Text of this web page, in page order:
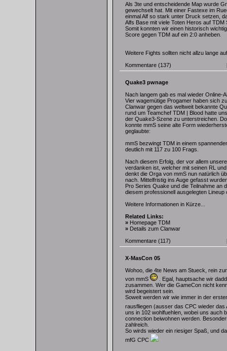
Als 3te und entscheidende Map wurde
gewechselt hat. Mit einer Fastexe im
einmal Alf so stark unter Druck setzen,
Alfs Base mit viele Toten Heros auf TDM
Somit konnten wir einen historisch
Score gegen TDM auf ein 2:0 anheben.
Weitere Fights sollten nicht allzu lange
Kommentare(137)
Quake3 pwnage
Nach langem gab es mal wieder Online-
Vier wagemütige Progamer haben sich
Clanwar gegen das weltweit bekannte
rund um Teamchef TDM | Blood hatte
der Quake3-Szene zu unterstreichen.
konnte mmS seine alte Form
geglaubte:
mmS bezwingt TDM in einem
deutlich mit 117 zu 100 Frags.
Nach diesem Erfolg, der vor allem
verdanken ist, welcher mit seinen RL
denkt die Orga von mmS nun natürlich
nach. Mittelfristig ins Auge gefasst
Pro Series Quake und die Teilnahme an
diesem professionell ausgelegten
Weitere Informationen in Kürze...
Related Links:
» Homepage TDM
» Details zum Clanwar
Kommentare(117)
X-MasCon 05
Wohoo, die 4te News am Stueck, rein
von mmS
. Egal, hauptsache wir
zusammen. Wer die GameCon nicht
wird begeistert sein.
Soweit werden wir wie immer in der
rausfliegen (ausser das CPC wieder
uns in 102 wohlfuehlen, wobei uns auch
connection beiwohnen werden.
zahlreich.
So wirds wieder ein riesiger Spaß, und
mfG CPC